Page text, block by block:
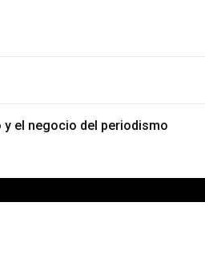
y el negocio del periodismo